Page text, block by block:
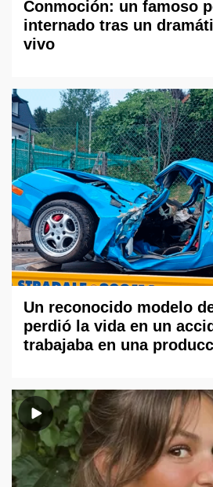
Conmoción: un famoso
internado tras un
vivo
Un reconocido modelo
perdió la vida en un
trabajaba en una